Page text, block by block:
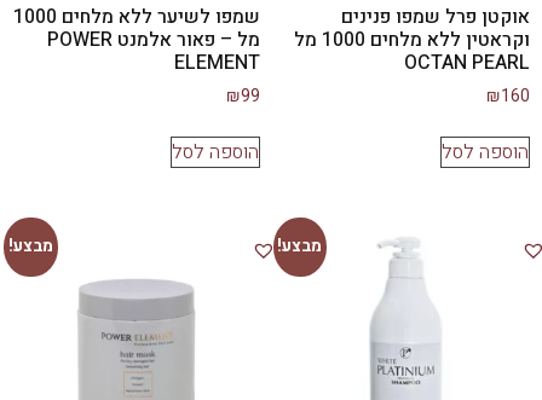
אוקטן פרל שמפו פנינים
וקראטין ללא מלחים 1000 מל
OCTAN PEARL
₪160
הוספה לסל
שמפו לשיער ללא מלחים 1000
מל – פאור אלמנט POWER
ELEMENT
₪99
הוספה לסל
מבצע! מבצע!